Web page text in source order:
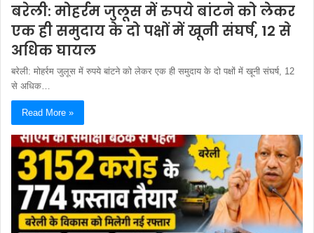
बरेली: मोहर्रम जुलूस में रुपये बांटने को लेकर
एक ही समुदाय के दो पक्षों में खूनी संघर्ष, 12 से
अधिक घायल
बरेली: मोहर्रम जुलूस में रुपये बांटने को लेकर एक ही समुदाय के दो पक्षों में खूनी संघर्ष, 12
से अधिक…
Read More »